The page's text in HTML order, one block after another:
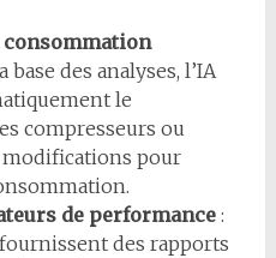
consommation
base des analyses, l’IA
le
compresseurs ou
pour
de performance:
des rapports